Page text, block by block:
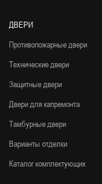
ДВЕРИ
Противопожарные двери
Технические двери
Защитные двери
Двери для капремонта
Тамбурные двери
Варианты отделки
Каталог комплектующих